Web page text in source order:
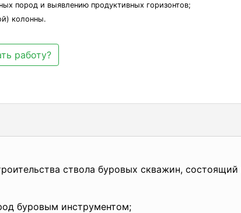
пород и выявлению продуктивных горизонтов;
колонны.
работу?
ствола буровых скважин,
буровым инструментом;